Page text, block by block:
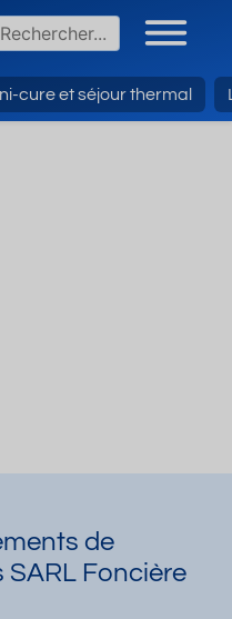
cure et séjour thermal
de
SARL Foncière